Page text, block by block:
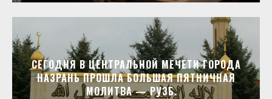
СЕГОДНЯ В ЦЕНТРАЛЬНОЙ МЕЧЕТИ ГОРОДА
НАЗРАНЬ ПРОШЛА БОЛЬШАЯ ПЯТНИЧНАЯ
МОЛИТВА — РУЗБ.⁣⁣⠀